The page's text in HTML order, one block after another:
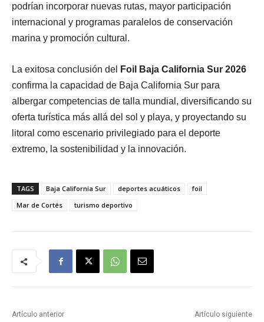
podrían incorporar nuevas rutas, mayor participación
internacional y programas paralelos de conservación
marina y promoción cultural.
La exitosa conclusión del
Foil Baja California Sur 2026
confirma la capacidad de Baja California Sur para
albergar competencias de talla mundial, diversificando su
oferta turística más allá del sol y playa, y proyectando su
litoral como escenario privilegiado para el deporte
extremo, la sostenibilidad y la innovación.
TAGS Baja California Sur deportes acuáticos
foil
Mar de Cortés
turismo deportivo
Artículo anterior Artículo siguiente